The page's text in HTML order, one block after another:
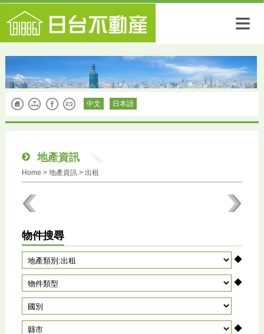
≡
中文 日本語
地產資訊
Home > 地產資訊> 出租
物件搜尋
◆
◆
◆